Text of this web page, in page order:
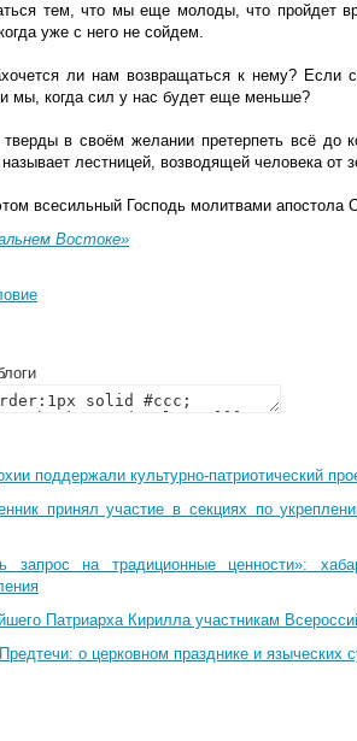
тем, что мы еще молоды, что пройдет
уже с него не сойдем.
ли нам возвращаться к нему?
мы, когда сил у нас будет еще меньше?
в своём желании претерпеть всё до
лестницей, возводящей человека от
всесильный Господь молитвами апостола
Востоке»
поддержали культурно-патриотический
принял участие в секциях по
запрос на традиционные ценности»:
Патриарха Кирилла участникам
о церковном празднике и языческих